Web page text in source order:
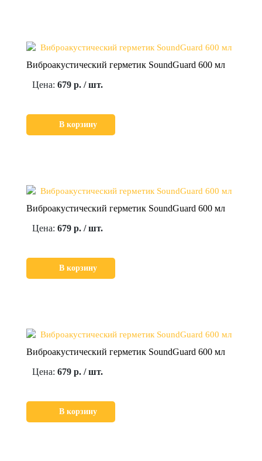
Виброакустический герметик SoundGuard 600 мл
Цена: 679 р. / шт.
В корзину
Виброакустический герметик SoundGuard 600 мл
Цена: 679 р. / шт.
В корзину
Виброакустический герметик SoundGuard 600 мл
Цена: 679 р. / шт.
В корзину